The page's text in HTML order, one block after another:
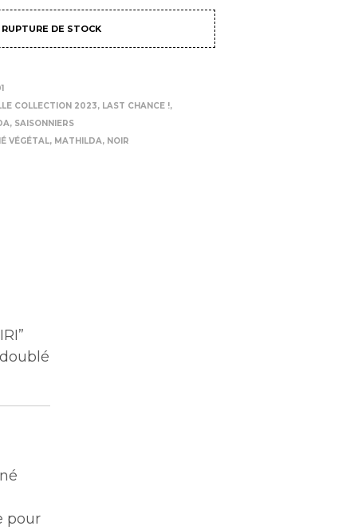
RUPTURE DE STOCK
COLLECTION 2023, LAST CHANCE !,
, SAISONNIERS
VÉGÉTAL, MATHILDA, NOIR
pour